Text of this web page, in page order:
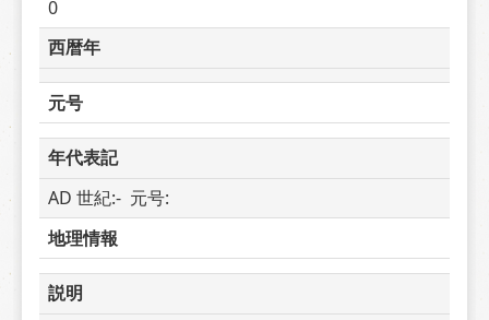
0
西暦年
元号
年代表記
AD 世紀:-  元号:
地理情報
説明